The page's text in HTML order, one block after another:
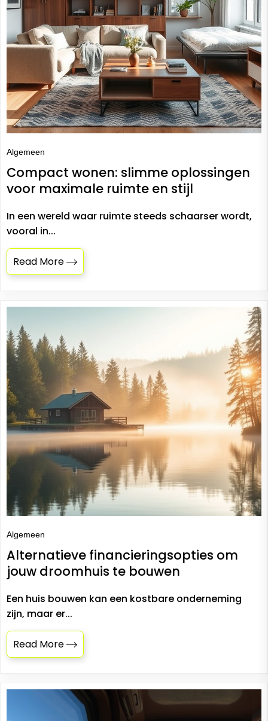
Algemeen
Compact wonen: slimme oplossingen
voor maximale ruimte en stijl
In een wereld waar ruimte steeds schaarser wordt,
vooral in...
Read More
Algemeen
Alternatieve financieringsopties om
jouw droomhuis te bouwen
Een huis bouwen kan een kostbare onderneming
zijn, maar er...
Read More